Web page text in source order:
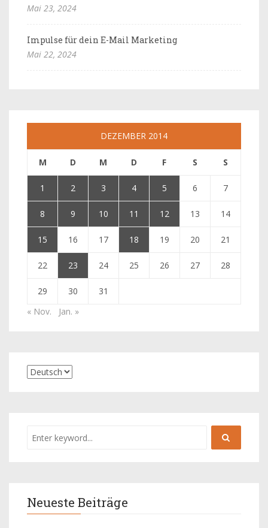
Mai 23, 2024
Impulse für dein E-Mail Marketing
Mai 22, 2024
DEZEMBER 2014
M D M D F S S
1 2 3 4 5 6 7
8 9 10 11 12 13 14
15 16 17 18 19 20 21
22 23 24 25 26 27 28
29 30
31
« Nov.
Jan. »
Neueste Beiträge